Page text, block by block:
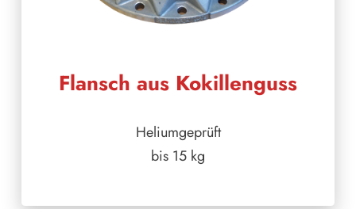
Flansch aus Kokillenguss
Heliumgeprüft
bis 15 kg